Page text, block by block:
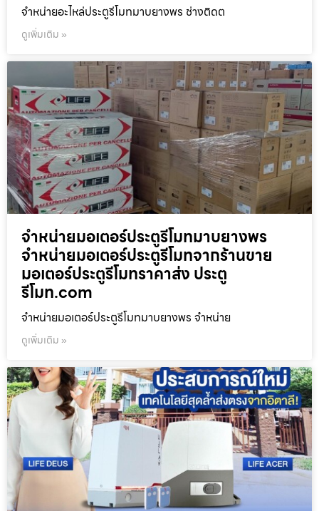
จำหน่ายอะไหล่ประตูรีโมทมาบยางพร ช่างติดต
ดูเพิ่มเติม »
จำหน่ายมอเตอร์ประตูรีโมทมาบยางพร
จำหน่ายมอเตอร์ประตูรีโมทจากร้านขาย
มอเตอร์ประตูรีโมทราคาส่ง ประตู
รีโมท.com
จำหน่ายมอเตอร์ประตูรีโมทมาบยางพร จำหน่าย
ดูเพิ่มเติม »